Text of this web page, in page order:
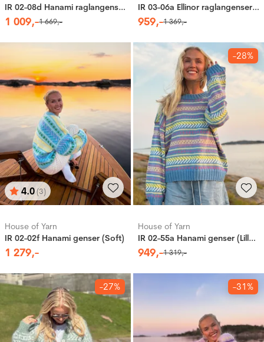
IR 02-08d Hanami raglangenser (Fnugg in Florence)
1 009,-1 669,-
IR 03-06a Ellinor raglangenser (Soft)
959,-1 369,-
Karakter:
4.0(3)
av 5 mulige
House of Yarn
IR 02-02f Hanami genser (Soft)
1 279,-
-28%
House of Yarn
IR 02-55a Hanami genser (Lille Lerke)
949,-1 319,-
-27% -31%